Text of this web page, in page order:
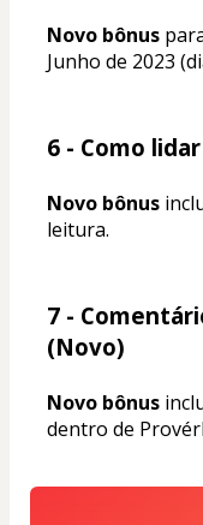
Novo bônus
Junho de 2023
6 - Como
Novo bônus
leitura.
7 -
(Novo)
Novo bônus
dentro de